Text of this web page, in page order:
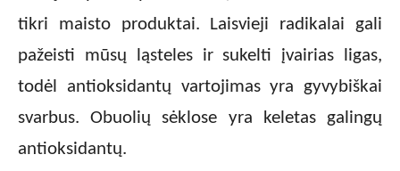
tikri maisto produktai. Laisvieji radikalai gali
pažeisti mūsų ląsteles ir sukelti įvairias ligas,
todėl antioksidantų vartojimas yra gyvybiškai
svarbus. Obuolių sėklose yra keletas galingų
antioksidantų.